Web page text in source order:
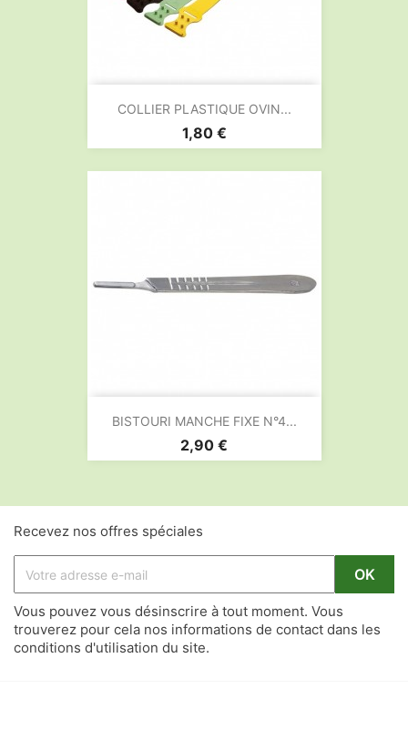
COLLIER PLASTIQUE OVIN...
Prix
1,80 €
BISTOURI MANCHE FIXE N°4...
Prix
2,90 €
Recevez nos offres spéciales
Vous pouvez vous désinscrire à tout moment. Vous
trouverez pour cela nos informations de contact dans les
conditions d'utilisation du site.